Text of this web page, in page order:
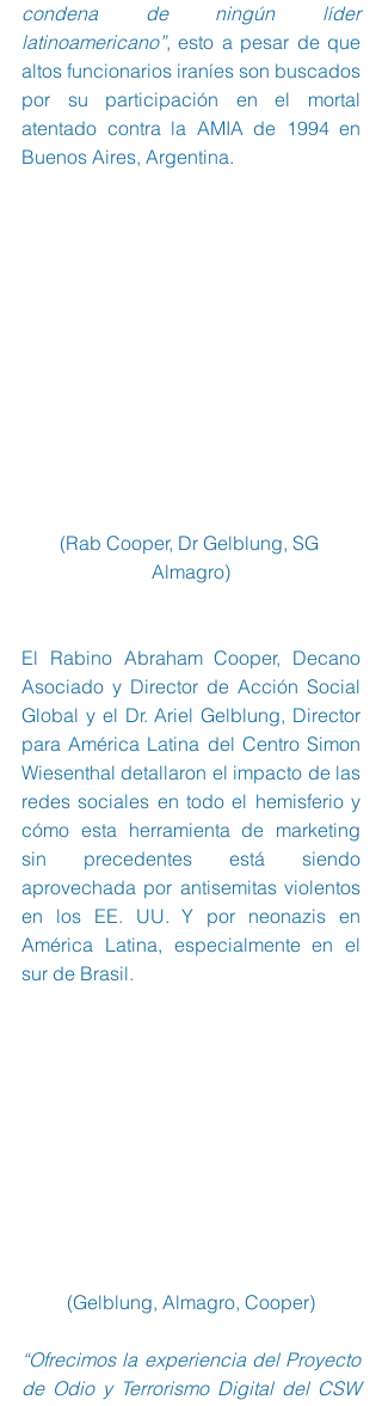
condena de ningún líder
latinoamericano”, esto a pesar de que
altos funcionarios iraníes son buscados
por su participación en el mortal
atentado contra la AMIA de 1994 en
Buenos Aires, Argentina.
(Rab Cooper, Dr Gelblung, SG
Almagro)
El Rabino Abraham Cooper, Decano
Asociado y Director de Acción Social
Global y el Dr. Ariel Gelblung, Director
para América Latina del Centro Simon
Wiesenthal detallaron el impacto de las
redes sociales en todo el hemisferio y
cómo esta herramienta de marketing
sin precedentes está siendo
aprovechada por antisemitas violentos
en los EE. UU. Y por neonazis en
América Latina, especialmente en el
sur de Brasil.
(Gelblung, Almagro, Cooper)
“Ofrecimos la experiencia del Proyecto
de Odio y Terrorismo Digital del CSW